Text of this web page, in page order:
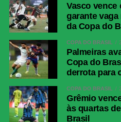
Vasco vence
garante
da Copa do
COPA DO BRASIL
Palmeiras
Copa do
derrota para
COPA DO BRASIL
Grêmio
às quartas
Brasil